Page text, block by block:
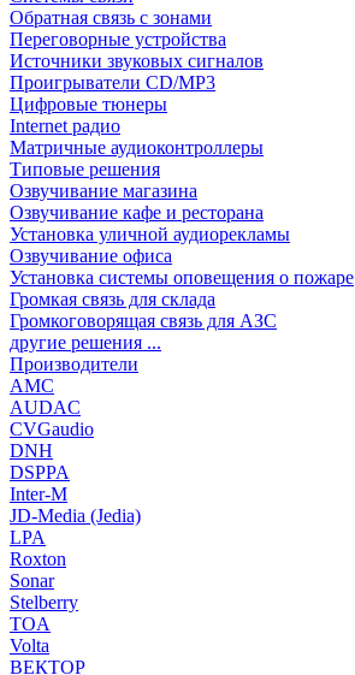
Обратная связь с зонами
Переговорные устройства
Источники звуковых сигналов
Проигрыватели CD/MP3
Цифровые тюнеры
Internet радио
Матричные аудиоконтроллеры
Типовые решения
Озвучивание магазина
Озвучивание кафе и ресторана
Установка уличной аудиорекламы
Озвучивание офиса
Установка системы оповещения о пожаре
Громкая связь для склада
Громкоговорящая связь для АЗС
другие решения ...
Производители
AMC
AUDAC
CVGaudio
DNH
DSPPA
Inter-M
JD-Media (Jedia)
LPA
Roxton
Sonar
Stelberry
TOA
Volta
ВЕКТОР